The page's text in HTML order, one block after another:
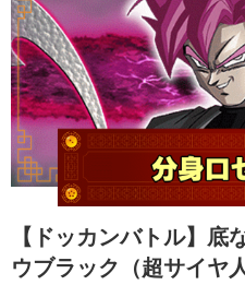
【ドッカンバトル】 底
ウブラック（超サイヤ